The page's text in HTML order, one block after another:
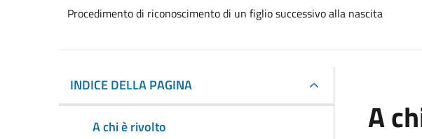
Procedimento di riconoscimento di un figlio successivo alla nascita
INDICE DELLA PAGINA
A chi è rivolto
A